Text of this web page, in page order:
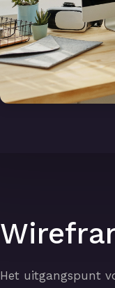
Het uitgangspunt